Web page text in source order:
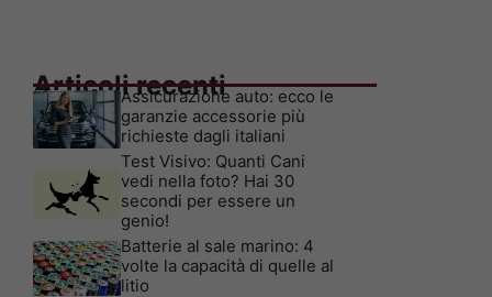
Articoli recenti
Assicurazione auto: ecco le
garanzie accessorie più
richieste dagli italiani
Test Visivo: Quanti Cani
vedi nella foto? Hai 30
secondi per essere un
genio!
Batterie al sale marino: 4
volte la capacità di quelle al
litio